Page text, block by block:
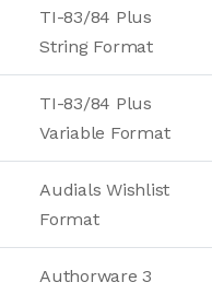
TI-83/84 Plus
String Format
TI-83/84 Plus
Variable Format
Audials Wishlist
Format
Authorware 3